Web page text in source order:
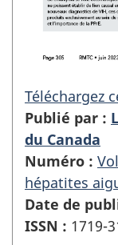
Téléchargez
Publié par :
du Canada
Numéro :
hépatites
Date de
ISSN : 1719-